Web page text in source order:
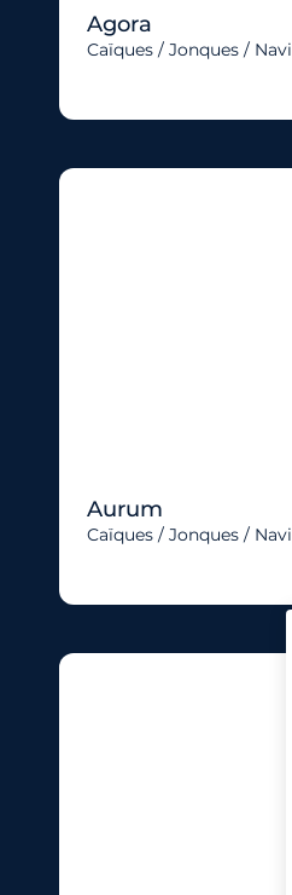
Agora
Caïques / Jonques /
Aurum
Caïques / Jonques /